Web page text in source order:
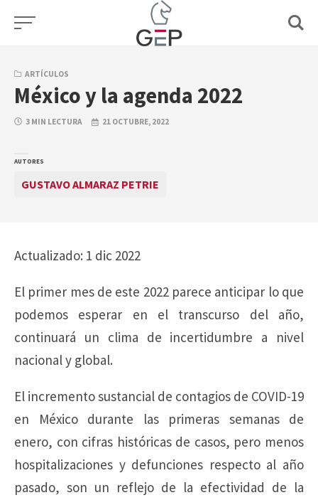
Skip
ARTÍCULOS
México y la agenda 2022
3 MIN LECTURA 21 OCTUBRE, 2022
AUTORES
GUSTAVO ALMARAZ PETRIE
Actualizado: 1 dic 2022
El primer mes de este 2022 parece anticipar lo que
podemos esperar en el transcurso del año,
continuará un clima de incertidumbre a nivel
nacional y global.
El incremento sustancial de contagios de COVID-19
en México durante las primeras semanas de
enero, con cifras históricas de casos, pero menos
hospitalizaciones y defunciones respecto al año
pasado, son un reflejo de la efectividad de la